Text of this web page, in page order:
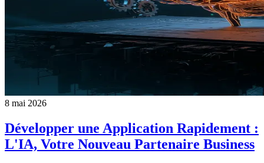
8 mai 2026
Développer une Application Rapidement :
L'IA, Votre Nouveau Partenaire Business